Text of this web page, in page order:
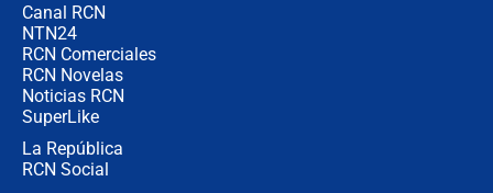
Canal RCN
NTN24
RCN Comerciales
RCN Novelas
Noticias RCN
SuperLike
La República
RCN Social